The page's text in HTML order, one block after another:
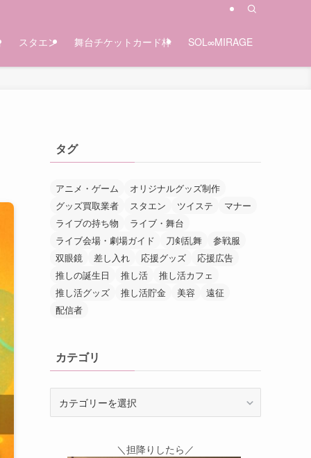
スタエン 舞台チケットカード枠 SOL∞MIRAGE
タグ
アニメ・ゲーム
オリジナルグッズ制作
グッズ買取業者
スタエン ツイステ
マナー
ライブの持ち物
ライブ・舞台
ライブ会場・劇場ガイド
刀剣乱舞
参戦服
双眼鏡
差し入れ 応援グッズ
応援広告
推しの誕生日
推し活
推し活カフェ
推し活グッズ
推し活貯金 美容
遠征
配信者
カテゴリ
＼担降りしたら／